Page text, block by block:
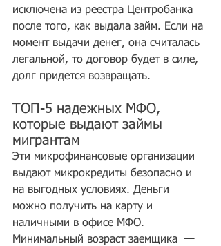
исключена из реестра Центробанка
после того, как выдала займ. Если на
момент выдачи денег, она считалась
легальной, то договор будет в силе,
долг придется возвращать.
ТОП-5 надежных МФО,
которые выдают займы
мигрантам
Эти микрофинансовые организации
выдают микрокредиты безопасно и
на выгодных условиях. Деньги
можно получить на карту и
наличными в офисе МФО.
Минимальный возраст заемщика  —